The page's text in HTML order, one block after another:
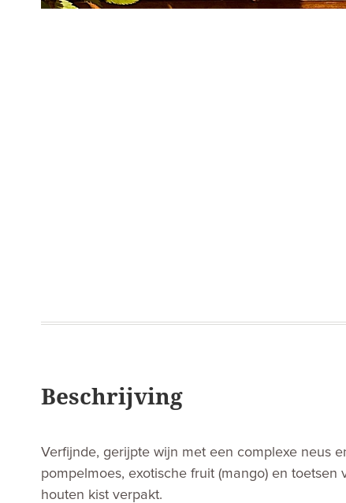
Beschrijving
Verfijnde, gerijpte wijn met een complexe neus
pompelmoes, exotische fruit (mango) en toetsen
houten kist verpakt.